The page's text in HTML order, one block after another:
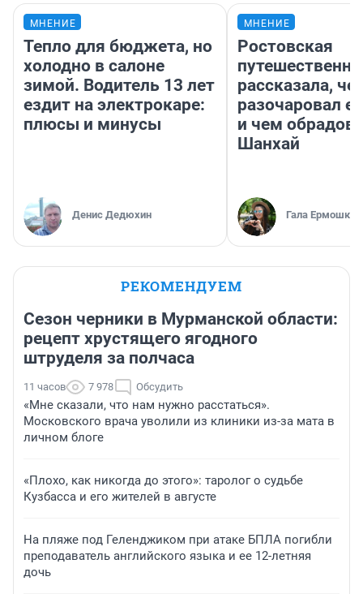
МНЕНИЕ
Тепло для бюджета, но
холодно в салоне
зимой. Водитель 13 лет
ездит на электрокаре:
плюсы и минусы
Денис Дедюхин
МНЕНИЕ
Ростовская
рассказала,
разочаровал
и чем
Шанхай
Гала
РЕКОМЕНДУЕМ
Сезон черники в Мурманской области:
рецепт хрустящего ягодного
штруделя за полчаса
11 часов 7 978 Обсудить
«Мне сказали, что нам нужно расстаться».
Московского врача уволили из клиники из-за мата в
личном блоге
«Плохо, как никогда до этого»: таролог о судьбе
Кузбасса и его жителей в августе
На пляже под Геленджиком при атаке БПЛА погибли
преподаватель английского языка и ее 12-летняя
дочь